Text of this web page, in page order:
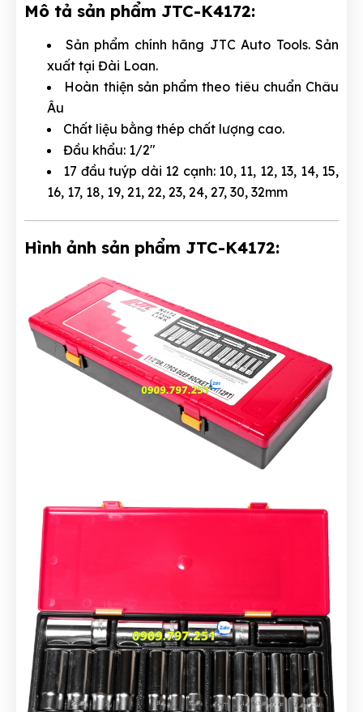
Mô tả sản phẩm JTC-K4172:
Sản phẩm chính hãng JTC Auto Tools. Sản
xuất tại Đài Loan.
Hoàn thiện sản phẩm theo tiêu chuẩn Châu
Âu
Chất liệu bằng thép chất lượng cao.
Đầu khẩu: 1/2"
17 đầu tuýp dài 12 cạnh: 10, 11, 12, 13, 14, 15,
16, 17, 18, 19, 21, 22, 23, 24, 27, 30, 32mm
Hình ảnh sản phẩm JTC-K4172: